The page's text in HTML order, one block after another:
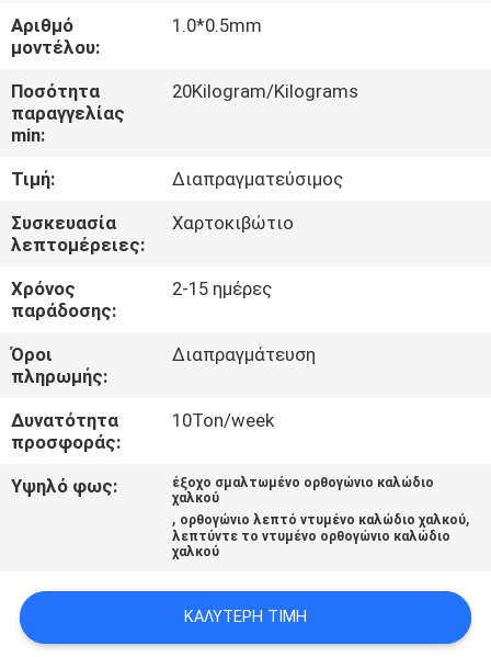
ΓΎΡΟΣ
ΕΡΓΟΣΤΑΣΊΩΝ
ΈΛΕΓΧΟΣ
ΜΑΣ
ΕΛΆΤΕ
ΣΕ
ΕΠΑΦΉ
ΜΕ
ΕΙΔΉΣΕΙΣ
ΈΝΑ
ΑΠΌΣΠΑΣΜΑ
Αριθμό
μοντέλου:
1.0*0.5mm
Ποσότητα
παραγγελίας
min:
20Kilogram/Kilograms
Τιμή:
Διαπραγματεύσιμος
Συσκευασία
λεπτομέρειες:
Χαρτοκιβώτιο
Χρόνος
παράδοσης:
2-15 ημέρες
Όροι
πληρωμής:
Διαπραγμάτευση
Δυνατότητα
προσφοράς:
10Ton/week
Υψηλό φως:
έξοχο σμαλτωμένο ορθογώνιο καλώδιο
χαλκού
, ορθογώνιο λεπτό ντυμένο καλώδιο χαλκού,
λεπτύντε το ντυμένο ορθογώνιο καλώδιο
χαλκού
ΚΑΛΎΤΕΡΗ ΤΙΜΉ